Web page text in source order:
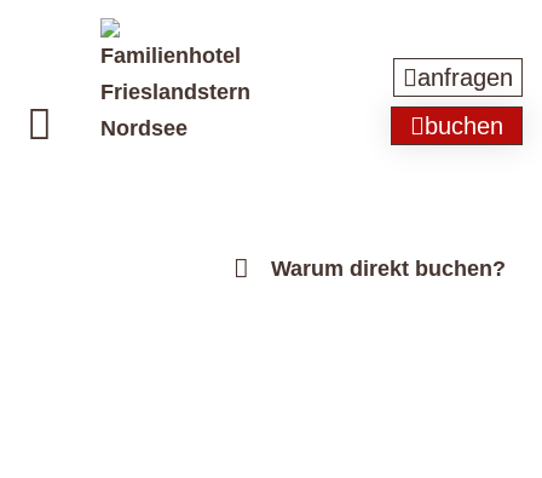
anfragen
buchen
Warum direkt buchen?